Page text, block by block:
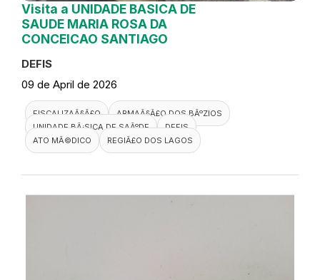
Visita a UNIDADE BASICA DE
SAUDE MARIA ROSA DA
CONCEICAO SANTIAGO
DEFIS
09 de April de 2026
FISCALIZAÃ§Ã£O
ARMAÃ§Ã£O DOS BÃºZIOS
UNIDADE BÃ¡SICA DE SAÃºDE
DEFIS
ATO MÃ©DICO
REGIÃ£O DOS LAGOS